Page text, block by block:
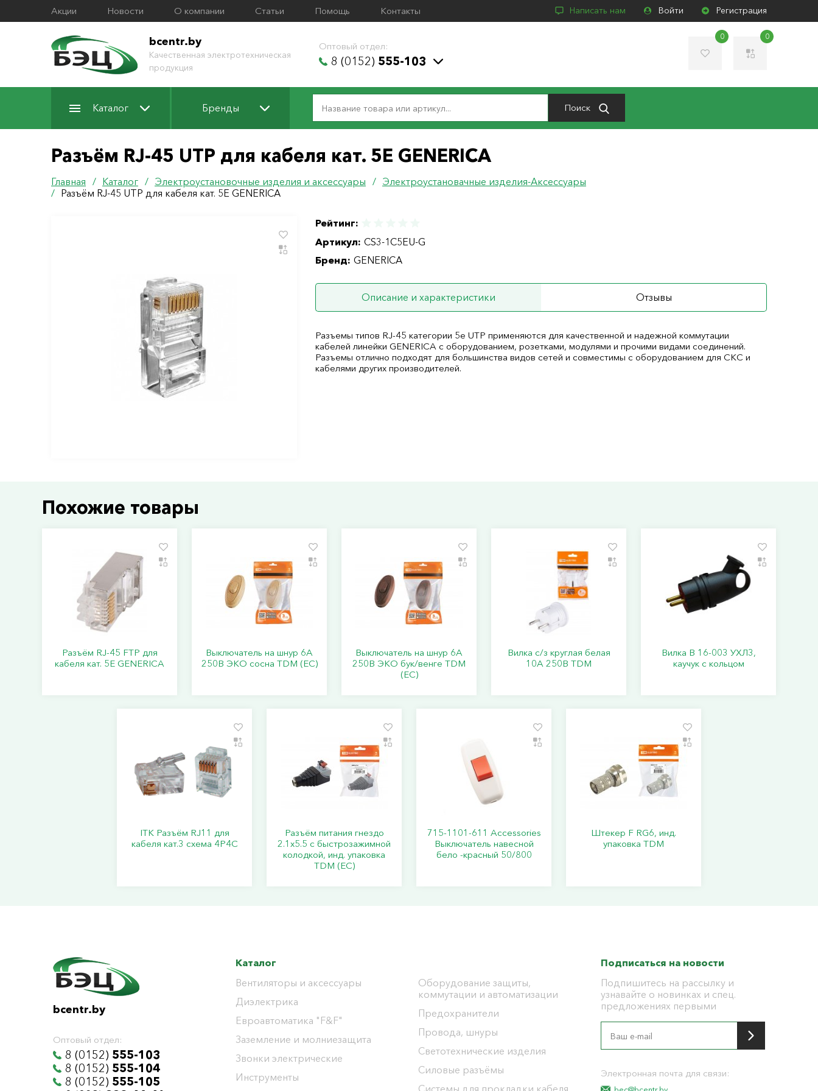
Акции Новости О компании Статьи Помощь Контакты Написать нам Войти Регистрация
bcentr.by
Качественная электротехническая
продукция
Оптовый отдел:
8 (0152) 555-103
0 0
Каталог Бренды Поиск
Разъём RJ-45 UTP для кабеля кат. 5Е GENERICA
Главная / Каталог / Электроустановочные изделия и аксессуары / Электроустановачные изделия-Аксессуары
/ Разъём RJ-45 UTP для кабеля кат. 5Е GENERICA
Рейтинг:
Артикул: CS3-1C5EU-G
Бренд: GENERICA
Описание и характеристики Отзывы
Разъемы типов RJ-45 категории 5e UTP применяются для качественной и надежной коммутации
кабелей линейки GENERICA с оборудованием, розетками, модулями и прочими видами соединений.
Разъемы отлично подходят для большинства видов сетей и совместимы с оборудованием для СКС и
кабелями других производителей.
Похожие товары
Разъём RJ-45 FTP для
кабеля кат. 5Е GENERICA
Выключатель на шнур 6А
250В ЭКО сосна TDM (ЕС)
Выключатель на шнур 6А
250В ЭКО бук/венге TDM
(ЕС)
Вилка с/з круглая белая
10А 250В TDM
Вилка В 16-003 УХЛ3,
каучук с кольцом
ITK Разъём RJ11 для
кабеля кат.3 схема 4P4C
Разъём питания гнездо
2.1х5.5 с быстрозажимной
колодкой, инд. упаковка
TDM (ЕС)
715-1101-611 Accessories
Выключатель навесной
бело -красный 50/800
Штекер F RG6, инд.
упаковка TDM
bcentr.by
Оптовый отдел:
8 (0152) 555-103
8 (0152) 555-104
8 (0152) 555-105
Каталог
Вентиляторы и аксессуары
Диэлектрика
Евроавтоматика "F&F"
Заземление и молниезащита
Звонки электрические
Инструменты
Оборудование защиты,
коммутации и автоматизации
Предохранители
Провода, шнуры
Светотехнические изделия
Силовые разъёмы
Системы для прокладки кабеля
Подписаться на новости
Подпишитесь на рассылку и
узнавайте о новинках и спец.
предложениях первыми
Электронная почта для связи: